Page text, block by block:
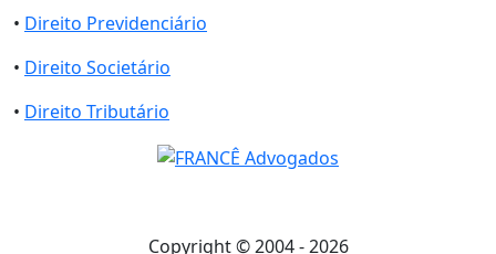
• Direito Previdenciário
• Direito Societário
• Direito Tributário
Copyright © 2004 - 2026